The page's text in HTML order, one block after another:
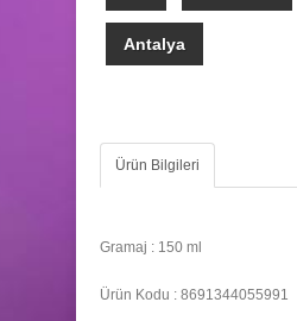
Antalya
Ürün Bilgileri
Gramaj : 150 ml
Ürün Kodu : 8691344055991